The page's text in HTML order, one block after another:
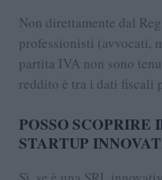
Non direttamente dal
professionisti (avvocati,
partita IVA non sono
reddito è tra i dati fiscali
POSSO
STARTUP